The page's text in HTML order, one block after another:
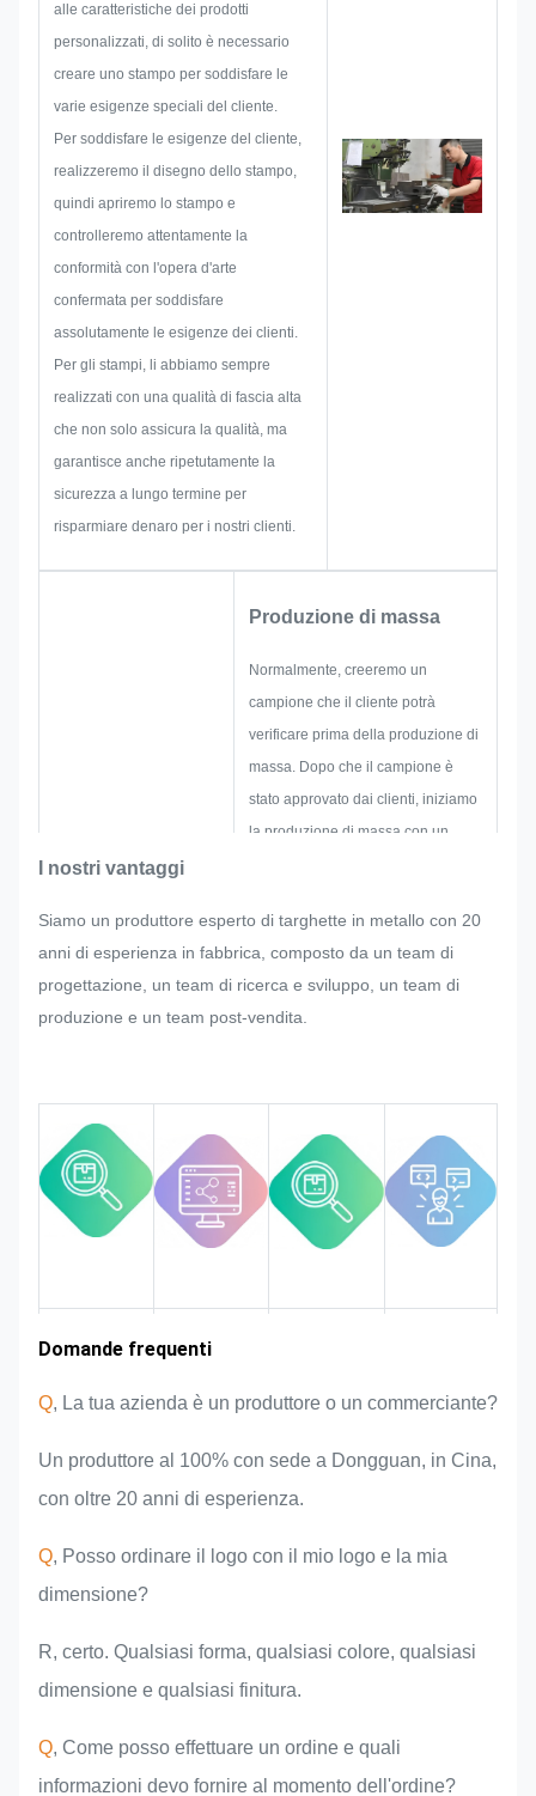
Quando inizieremo a sviluppare
una targhetta, un adesivo in
alle caratteristiche dei prodotti
personalizzati, di solito è necessario
creare uno stampo per soddisfare le
varie esigenze speciali del cliente.
Per soddisfare le esigenze del cliente,
realizzeremo il disegno dello stampo,
quindi apriremo lo stampo e
controlleremo attentamente la
conformità con l'opera d'arte
confermata per soddisfare
assolutamente le esigenze dei clienti.
Per gli stampi, li abbiamo sempre
realizzati con una qualità di fascia alta
che non solo assicura la qualità, ma
garantisce anche ripetutamente la
sicurezza a lungo termine per
risparmiare denaro per i nostri clienti.
Produzione di massa
Normalmente, creeremo un
campione che il cliente potrà
verificare prima della produzione di
massa. Dopo che il campione è
stato approvato dai clienti, iniziamo
la produzione di massa con un
richieste dal cliente all'improvviso
nella produzione di massa della
targhetta, dell'adesivo in metallo,
dell'etichetta in metallo e del
Monitoreremo e controlleremo la
qualità dell'intero processo
assicurandoci che soddisfi i rigorosi
requisiti di qualità.
I nostri vantaggi
Siamo un produttore esperto di targhette in metallo con 20
anni di esperienza in fabbrica, composto da un team di
progettazione, un team di ricerca e sviluppo, un team di
produzione e un team post-vendita.
Esperienza nel
Zona mercato
Domande frequenti
Q, La tua azienda è un produttore o un commerciante?
Un produttore al 100% con sede a Dongguan, in Cina,
con oltre 20 anni di esperienza.
Q, Posso ordinare il logo con il mio logo e la mia
dimensione?
R, certo. Qualsiasi forma, qualsiasi colore, qualsiasi
dimensione e qualsiasi finitura.
Q, Come posso effettuare un ordine e quali
informazioni devo fornire al momento dell'ordine?